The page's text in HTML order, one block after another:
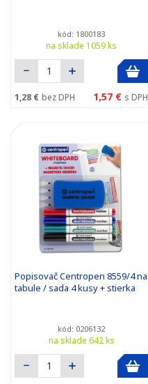
kód: 1800183
na sklade 1059 ks
1,28 € bez DPH 1,57 € s DPH
Popisovač Centropen 8559/4 na
tabule / sada 4 kusy + stierka
kód: 0206132
na sklade 642 ks